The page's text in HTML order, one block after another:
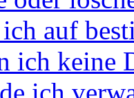
auf
ich keine
ich